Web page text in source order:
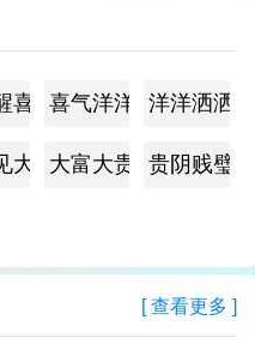
喜 喜气洋洋 洋洋洒洒
大 大富大贵 贵阴贱璧
[ 查看更多 ]